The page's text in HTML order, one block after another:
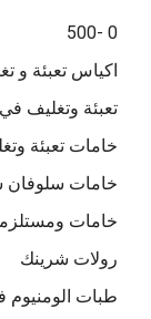
0 -500
اكياس تعبئة و
تعبئة وتغليف
خامات تعبئة
خامات سلوفان
خامات
رولات شرينك
طبات الومنيوم